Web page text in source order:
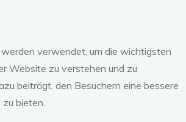
verwendet, um die wichtigsten
Website zu verstehen und zu
beiträgt, den Besuchern eine bessere
bieten.